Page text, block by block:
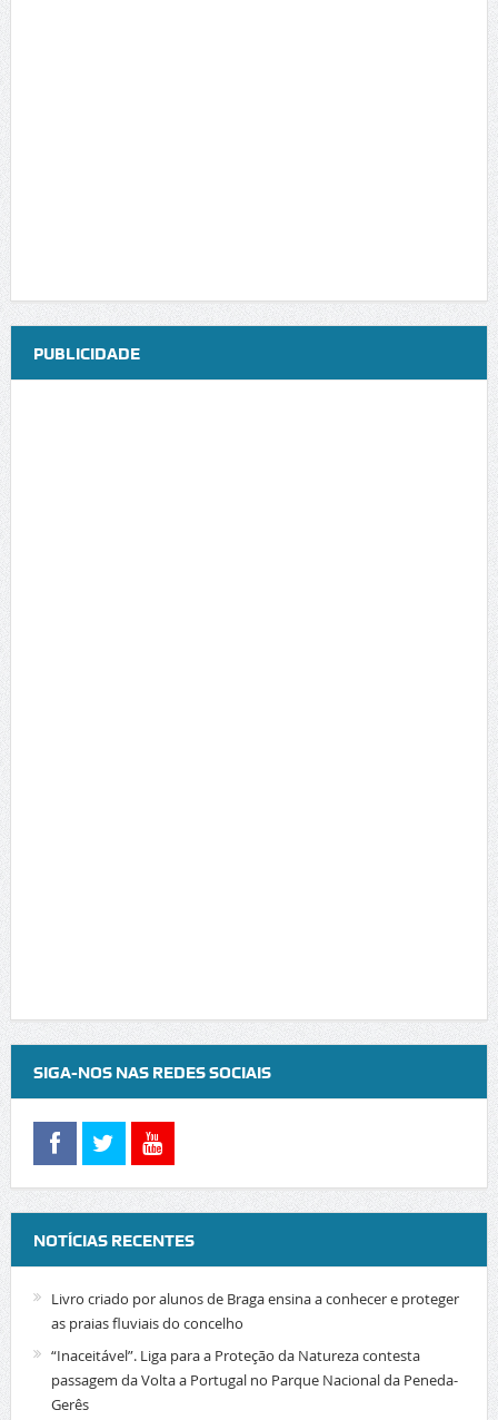
PUBLICIDADE
SIGA-NOS NAS REDES SOCIAIS
NOTÍCIAS RECENTES
Livro criado por alunos de Braga ensina a conhecer e proteger
as praias fluviais do concelho
“Inaceitável”. Liga para a Proteção da Natureza contesta
passagem da Volta a Portugal no Parque Nacional da Peneda-
Gerês